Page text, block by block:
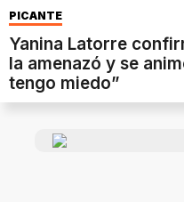
PICANTE
Yanina Latorre
la amenazó y se
tengo miedo”